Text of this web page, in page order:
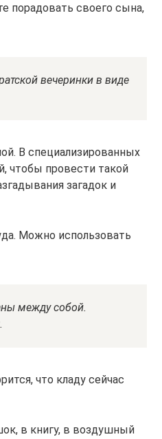
порадовать своего сына,
вечеринки в виде
В специализированных
чтобы провести такой
загадок и
Можно использовать
между собой.
что кладу сейчас
в книгу, в воздушный